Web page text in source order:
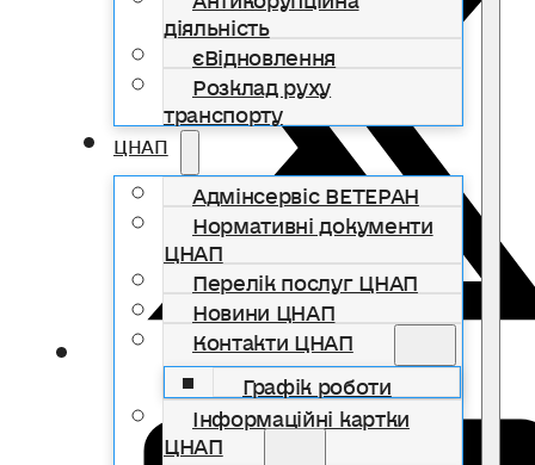
діяльність
єВідновлення
Розклад руху
транспорту
ЦНАП
Адмінсервіс ВЕТЕРАН
Нормативні документи
ЦНАП
Перелік послуг ЦНАП
Новини ЦНАП
Контакти ЦНАП
Графік роботи
Інформаційні картки
ЦНАП